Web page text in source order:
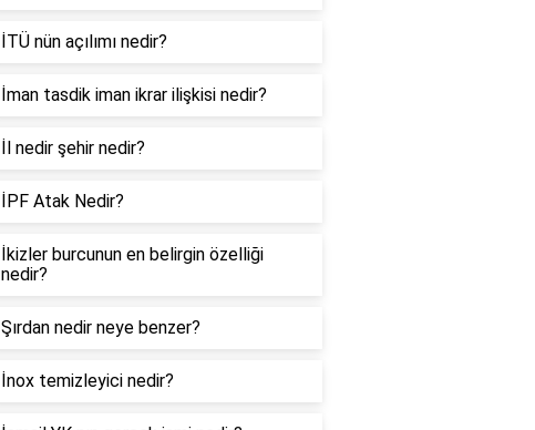
İTÜ nün açılımı nedir?
İman tasdik iman ikrar ilişkisi nedir?
İl nedir şehir nedir?
İPF Atak Nedir?
İkizler burcunun en belirgin özelliği
nedir?
Şırdan nedir neye benzer?
İnox temizleyici nedir?